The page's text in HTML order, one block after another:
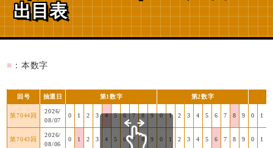
出目表
■ ：本数字
回号 抽選日 第1数字 第2数字
第7044回
2026/
08/07
0 1 2 3 4 5 6 7 8 9 0 1 2 3 4 5 6 7 8 9 0 1
第7043回
2026/
08/06
0 1 2 3 4 5 6 7 8 9 0 1 2 3 4 5 6 7 8 9 0 1